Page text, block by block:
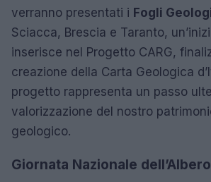
verranno presentati i Fogli
Sciacca, Brescia e Taranto,
inserisce nel Progetto CARG,
creazione della Carta Geologica
progetto rappresenta un passo
valorizzazione del nostro
geologico.
Giornata Nazionale dell’Albero